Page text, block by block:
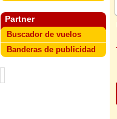
Partner
Buscador de vuelos
Banderas de publicidad